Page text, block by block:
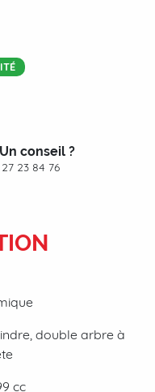
Un conseil ?
23 84 76
double arbre à
cc